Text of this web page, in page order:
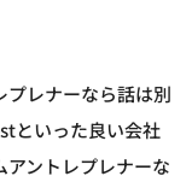
プレナーなら話は別
といった良い会社
ントレプレナーな